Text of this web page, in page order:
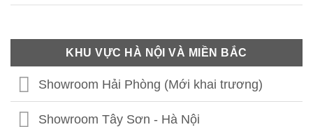
KHU VỰC HÀ NỘI VÀ MIỀN BẮC
Showroom Hải Phòng (Mới khai trương)
Showroom Tây Sơn - Hà Nội